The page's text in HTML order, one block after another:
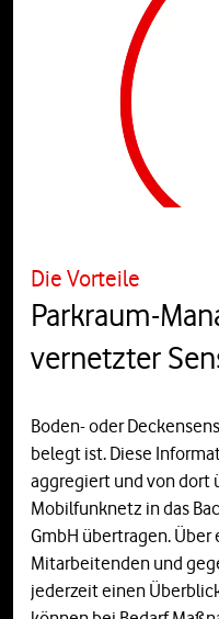
Die Vorteile
Parkraum-
vernetzter
Boden- oder
belegt ist. Diese
aggregiert und von dort
Mobilfunknetz in das
GmbH übertragen. Über
Mitarbeitenden und
jederzeit einen